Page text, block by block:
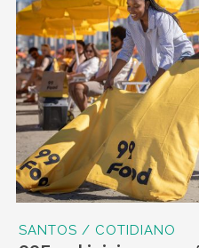
SANTOS / COTIDIANO